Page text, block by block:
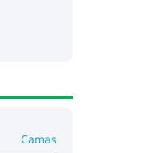
Camas